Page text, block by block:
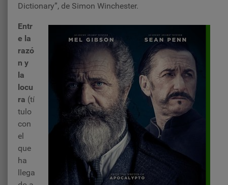
Dictionary”, de Simon Winchester.
Entr
e la
razó
n y
la
locu
ra (tí
tulo
con
el
que
ha
llega